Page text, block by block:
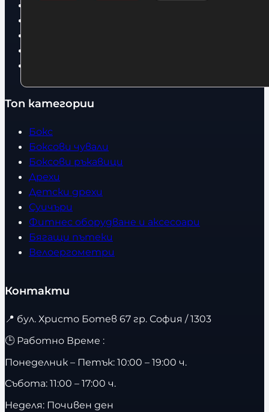
Топ категории
Бокс
Боксови чували
Боксови ръкавици
Дрехи
Детски дрехи
Суичъри
Фитнес оборудване и аксесоари
Бягащи пътеки
Велоергометри
Контакти
📍 бул. Христо Ботев 67 гр. София / 1303
🕒 Работно Време :
Понеделник – Петък: 10:00 – 19:00 ч.
Събота: 11:00 – 17:00 ч.
Неделя: Почивен ден